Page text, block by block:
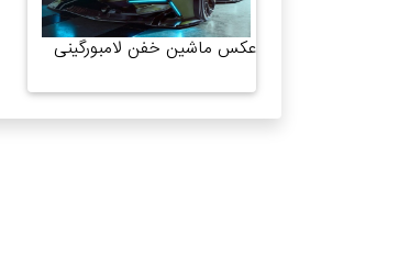
عکس ماشین خفن لامبورگینی